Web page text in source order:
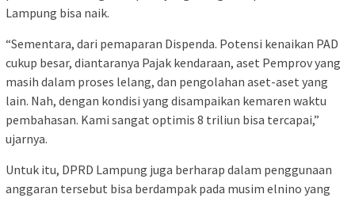
Lampung bisa naik.
“Sementara, dari pemaparan Dispenda. Potensi kenaikan PAD
cukup besar, diantaranya Pajak kendaraan, aset Pemprov yang
masih dalam proses lelang, dan pengolahan aset-aset yang
lain. Nah, dengan kondisi yang disampaikan kemaren waktu
pembahasan. Kami sangat optimis 8 triliun bisa tercapai,”
ujarnya.
Untuk itu, DPRD Lampung juga berharap dalam penggunaan
anggaran tersebut bisa berdampak pada musim elnino yang